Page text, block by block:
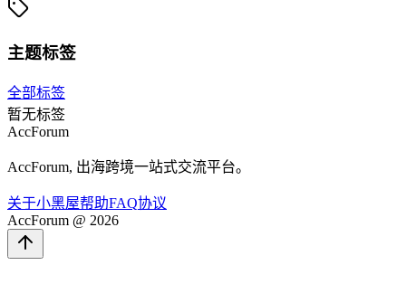
主题标签
全部标签
暂无标签
AccForum
AccForum, 出海跨境一站式交流平台。
关于小黑屋帮助FAQ协议
AccForum @ 2026